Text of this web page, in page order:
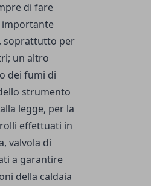
di fare
importante
soprattutto per
un altro
dei fumi di
strumento
legge, per la
effettuati in
valvola di
a garantire
della caldaia